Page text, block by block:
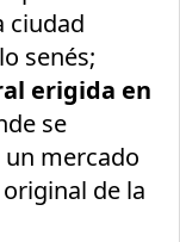
ciudad
senés;
erigida en
se
mercado
de la